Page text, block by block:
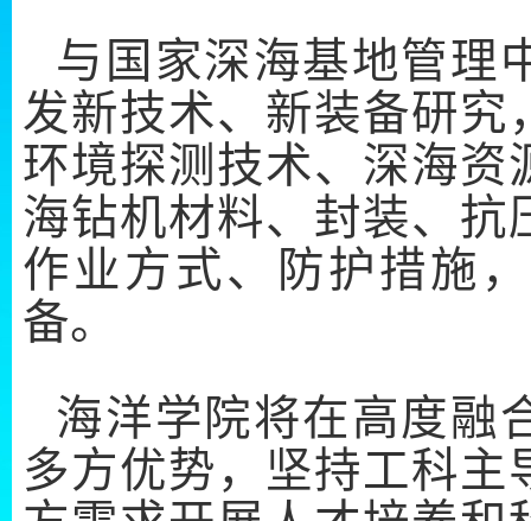
与国家深海基地管理
发新技术、新装备研究
环境探测技术、深海资
海钻机材料、封装、抗
作业方式、防护措施
备。
海洋学院将在高度融
多方优势，坚持工科